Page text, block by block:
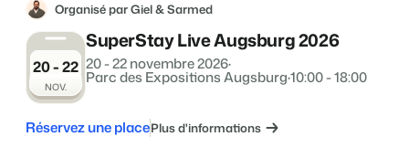
Organisé par Giel & Sarmed
20 - 22
NOV.
SuperStay Live Augsburg 2026
20 - 22 novembre 2026·
Parc des Expositions Augsburg·10:00 - 18:00
Réservez une placePlus d'informations